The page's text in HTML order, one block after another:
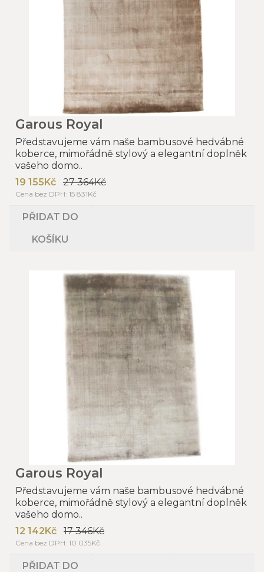
Garous Royal
Představujeme vám naše bambusové hedvábné
koberce, mimořádně stylový a elegantní doplněk
vašeho domo..
19 155Kč
27 364Kč
Cena bez DPH: 15 831Kč
PŘIDAT DO
KOŠÍKU
Garous Royal
Představujeme vám naše bambusové hedvábné
koberce, mimořádně stylový a elegantní doplněk
vašeho domo..
12 142Kč
17 346Kč
Cena bez DPH: 10 035Kč
PŘIDAT DO